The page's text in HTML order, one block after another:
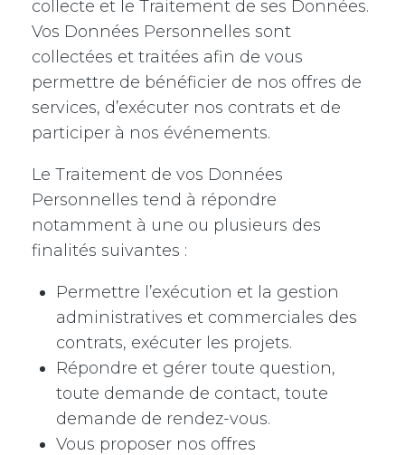
collecte et le Traitement de ses Données.
Vos Données Personnelles sont
collectées et traitées afin de vous
permettre de bénéficier de nos offres de
services, d’exécuter nos contrats et de
participer à nos événements.
Le Traitement de vos Données
Personnelles tend à répondre
notamment à une ou plusieurs des
finalités suivantes :
Permettre l’exécution et la gestion
administratives et commerciales des
contrats, exécuter les projets.
Répondre et gérer toute question,
toute demande de contact, toute
demande de rendez-vous.
Vous proposer nos offres